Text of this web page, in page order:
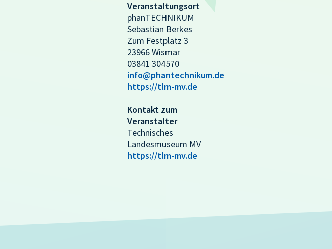
Veranstaltungsort
phanTECHNIKUM
Sebastian Berkes
Zum Festplatz 3
23966 Wismar
03841 304570
info@phantechnikum.de
https://tlm-mv.de
Kontakt zum
Veranstalter
Technisches
Landesmuseum MV
https://tlm-mv.de